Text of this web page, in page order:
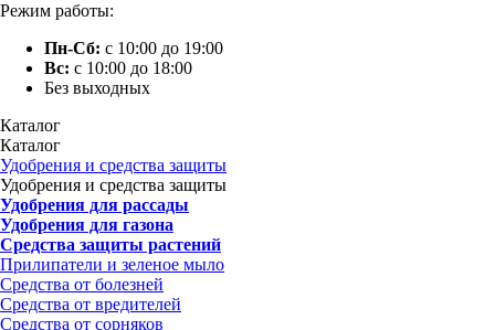
Режим работы:
Пн-Сб: с 10:00 до 19:00
Вс: с 10:00 до 18:00
Без выходных
Каталог
Каталог
Удобрения и средства защиты
Удобрения и средства защиты
Удобрения для рассады
Удобрения для газона
Средства защиты растений
Прилипатели и зеленое мыло
Средства от болезней
Средства от вредителей
Средства от сорняков